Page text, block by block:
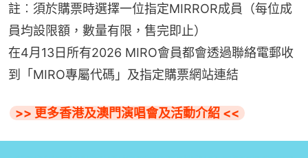
註︰須於購票時選擇一位指定MIRROR成員（每位成
員均設限額，數量有限，售完即止）
在4月13日所有2026 MIRO會員都會透過聯絡電郵收
到「MIRO專屬代碼」及指定購票網站連結
>> 更多香港及澳門演唱會及活動介紹 <<